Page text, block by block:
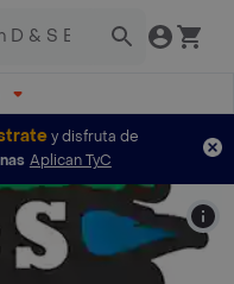
y disfruta de
Aplican TyC